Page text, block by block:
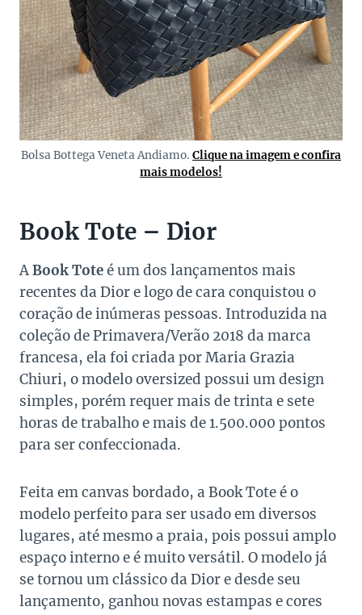
Bolsa Bottega Veneta Andiamo. Clique na imagem e confira
mais modelos!
Book Tote – Dior
ABook Toteé um dos lançamentos mais
recentes da Dior e logo de cara conquistou o
coração de inúmeras pessoas. Introduzida na
coleção de Primavera/Verão 2018 da marca
francesa, ela foi criada por Maria Grazia
Chiuri, o modelo oversized possui um design
simples, porém requer mais de trinta e sete
horas de trabalho e mais de 1.500.000 pontos
para ser confeccionada.
Feita em canvas bordado, a Book Tote é o
modelo perfeito para ser usado em diversos
lugares, até mesmo a praia, pois possui amplo
espaço interno e é muito versátil. O modelo já
se tornou um clássico da Dior e desde seu
lançamento, ganhou novas estampas e cores